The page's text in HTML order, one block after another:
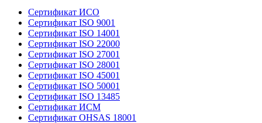
Сертификат ИСО
Сертификат ISO 9001
Сертификат ISO 14001
Сертификат ISO 22000
Сертификат ISO 27001
Сертификат ISO 28001
Сертификат ISO 45001
Сертификат ISO 50001
Сертификат ISO 13485
Сертификат ИСМ
Сертификат OHSAS 18001